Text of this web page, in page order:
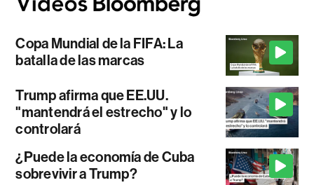
Copa Mundial de la FIFA: La
batalla de las marcas
Trump afirma que EE.UU.
"mantendrá el estrecho" y lo
controlará
¿Puede la economía de Cuba
sobrevivir a Trump?